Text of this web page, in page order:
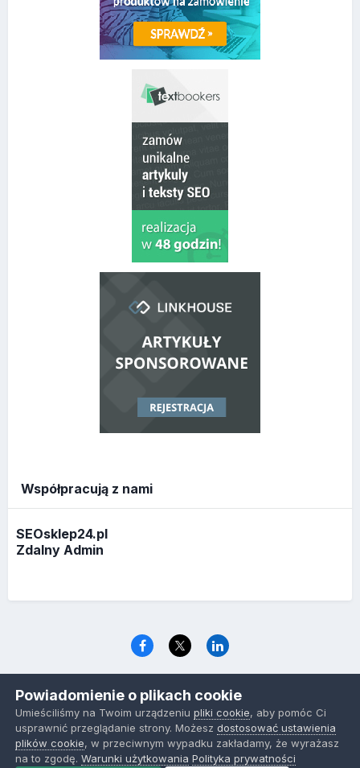
Współpracują z nami
SEOsklep24.pl
Zdalny Admin
www.optymalizacja.com
Powered by Invision Community
Powiadomienie o plikach cookie
Umieściliśmy na Twoim urządzeniupliki cookie, aby pomóc Ci
usprawnić przeglądanie strony. Możeszdostosować ustawienia
plików cookie, w przeciwnym wypadku zakładamy, że wyrażasz
na to zgodę.Warunki użytkowania Polityka prywatności